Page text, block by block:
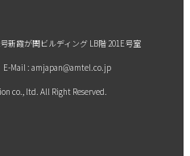
新霞が関ビルディング LB階 201E号室
E-Mail : amjapan@amtel.co.jp
co., ltd. All Right Reserved.